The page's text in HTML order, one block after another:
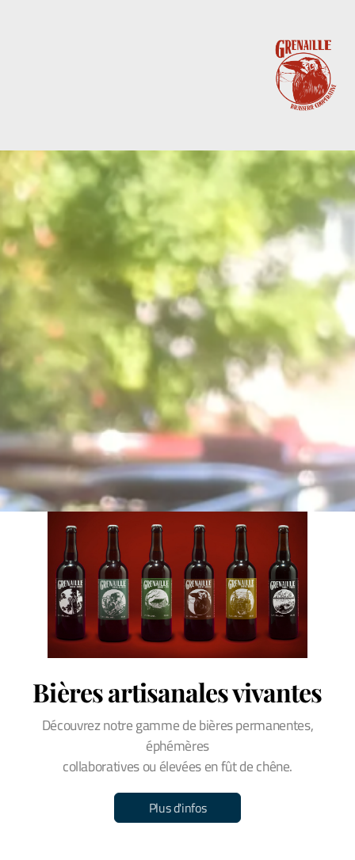
Bières artisanales vivantes
Découvrez notre gamme de bières permanentes,
éphémères
collaboratives ou élevées en fût de chêne.
Plus d'infos